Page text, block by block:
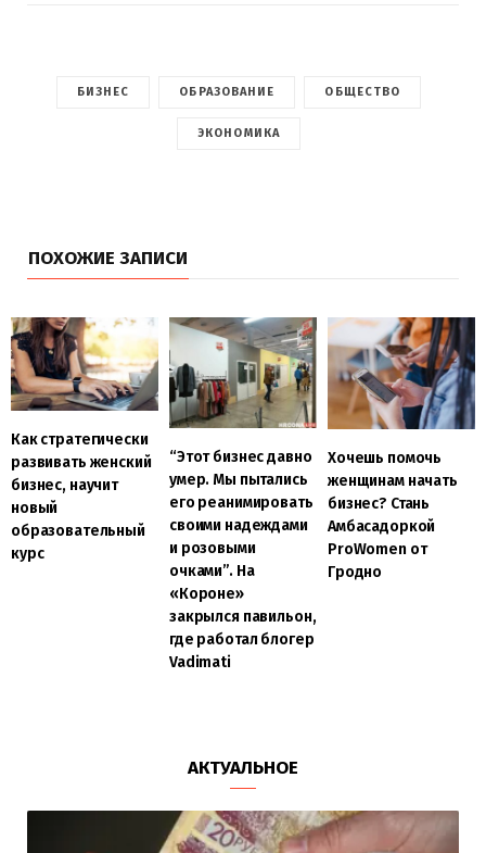
БИЗНЕС ОБРАЗОВАНИЕ ОБЩЕСТВО
ЭКОНОМИКА
ПОХОЖИЕ ЗАПИСИ
Как стратегически
развивать женский
бизнес, научит
новый
образовательный
курс
“Этот бизнес давно
умер. Мы пытались
его реанимировать
своими надеждами
и розовыми
очками”. На
«Короне»
закрылся павильон,
где работал блогер
Vadimati
Хочешь помочь
женщинам начать
бизнес? Стань
Амбасадоркой
ProWomen от
Гродно
АКТУАЛЬНОЕ